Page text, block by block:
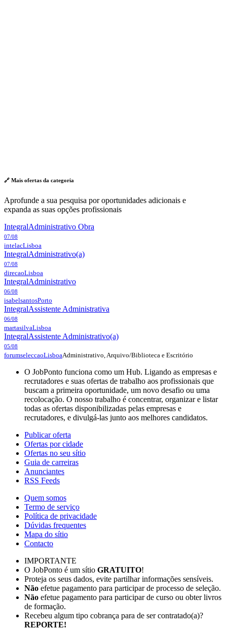
🔗 Mais ofertas da categoria
Aprofunde a sua pesquisa por oportunidades adicionais e
expanda as suas opções profissionais
IntegralAdministrativo Obra
07/08
intelacLisboa
IntegralAdministrativo(a)
07/08
direcaoLisboa
IntegralAdministrativo
06/08
isabelsantosPorto
IntegralAssistente Administrativa
06/08
martasilvaLisboa
IntegralAssistente Administrativo(a)
05/08
forumseleccaoLisboaAdministrativo, Arquivo/Biblioteca e Escritório
O JobPonto funciona como um Hub. Ligando as empresas e
recrutadores e suas ofertas de trabalho aos profissionais que
buscam a primeira oportunidade, um novo desafio ou uma
recolocação. O nosso trabalho é concentrar, organizar e listar
todas as ofertas disponibilizadas pelas empresas e
recrutadores, e divulgá-las junto aos melhores candidatos.
Publicar oferta
Ofertas por cidade
Ofertas no seu sítio
Guia de carreiras
Anunciantes
RSS Feeds
Quem somos
Termo de serviço
Política de privacidade
Dúvidas frequentes
Mapa do sítio
Contacto
IMPORTANTE
O JobPonto é um sítio GRATUITO!
Proteja os seus dados, evite partilhar informações sensíveis.
Não efetue pagamento para participar de processo de seleção.
Não efetue pagamento para participar de curso ou obter livros
de formação.
Recebeu algum tipo cobrança para de ser contratado(a)?
REPORTE!